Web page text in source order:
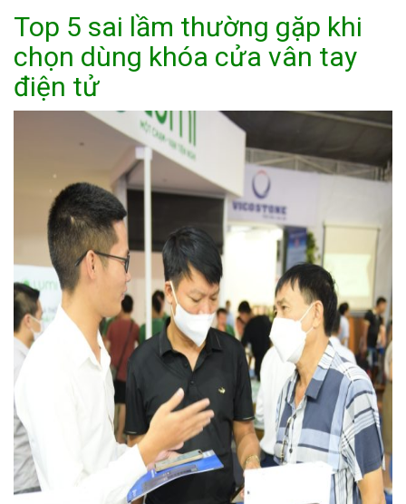
Top 5 sai lầm thường gặp khi
chọn dùng khóa cửa vân tay
điện tử